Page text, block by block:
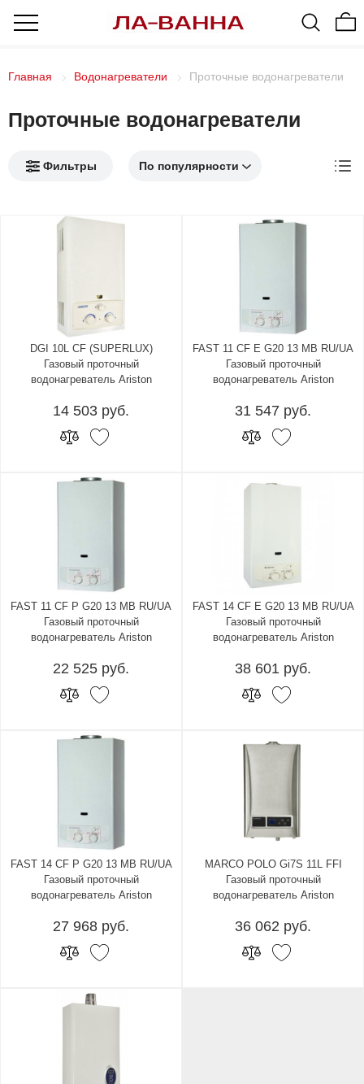
Главная Водонагреватели Проточные водонагреватели
Проточные водонагреватели
Фильтры
DGI 10L CF (SUPERLUX)
Газовый проточный
водонагреватель Ariston
14 503 руб.
FAST 11 CF E G20 13 MB RU/UA
Газовый проточный
водонагреватель Ariston
31 547 руб.
FAST 11 CF P G20 13 MB RU/UA
Газовый проточный
водонагреватель Ariston
22 525 руб.
FAST 14 CF E G20 13 MB RU/UA
Газовый проточный
водонагреватель Ariston
38 601 руб.
FAST 14 CF P G20 13 MB RU/UA
Газовый проточный
водонагреватель Ariston
27 968 руб.
MARCO POLO Gi7S 11L FFI
Газовый проточный
водонагреватель Ariston
36 062 руб.